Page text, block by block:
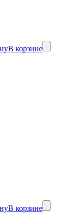
В корзине
В корзине